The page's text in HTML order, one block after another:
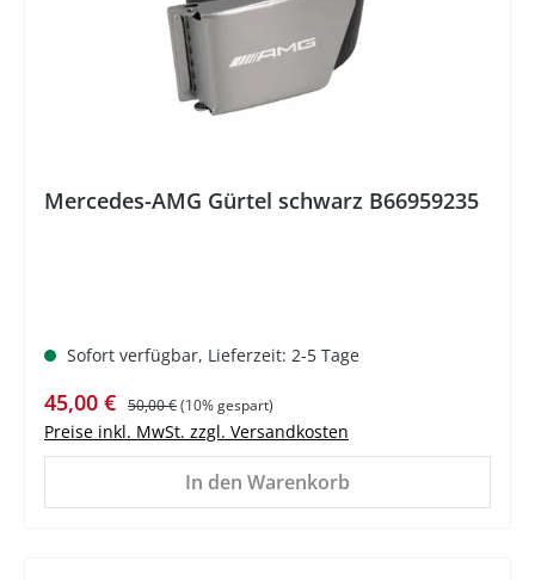
Mercedes-AMG Gürtel schwarz B66959235
Sofort verfügbar, Lieferzeit: 2-5 Tage
Verkaufspreis:
45,00 € Regulärer Preis:
50,00 €(10% gespart)
Preise inkl. MwSt. zzgl. Versandkosten
In den Warenkorb